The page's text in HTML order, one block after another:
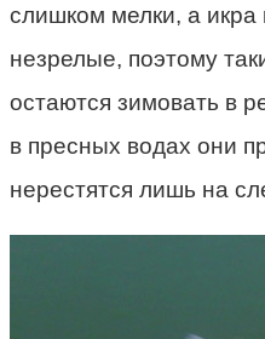
слишком мелки, а
незрелые, поэтому
остаются зимовать в
в пресных водах они
нерестятся лишь на